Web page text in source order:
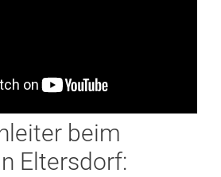
beim
Eltersdorf: